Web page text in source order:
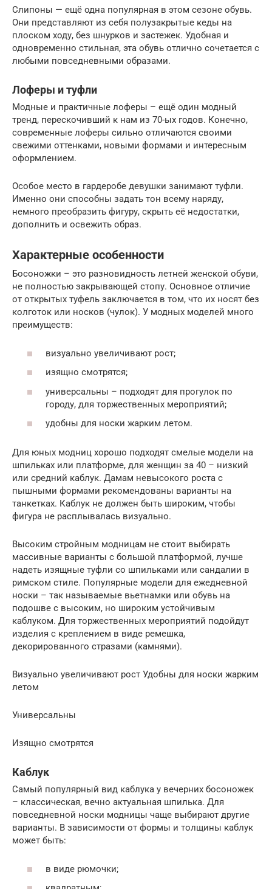
Слипоны — ещё одна популярная в этом сезоне обувь.
Они представляют из себя полузакрытые кеды на
плоском ходу, без шнурков и застежек. Удобная и
одновременно стильная, эта обувь отлично сочетается с
любыми повседневными образами.
Лоферы и туфли
Модные и практичные лоферы – ещё один модный
тренд, перескочивший к нам из 70-ых годов. Конечно,
современные лоферы сильно отличаются своими
свежими оттенками, новыми формами и интересным
оформлением.
Особое место в гардеробе девушки занимают туфли.
Именно они способны задать тон всему наряду,
немного преобразить фигуру, скрыть её недостатки,
дополнить и освежить образ.
Характерные особенности
Босоножки – это разновидность летней женской обуви,
не полностью закрывающей стопу. Основное отличие
от открытых туфель заключается в том, что их носят без
колготок или носков (чулок). У модных моделей много
преимуществ:
визуально увеличивают рост;
изящно смотрятся;
универсальны – подходят для прогулок по
городу, для торжественных мероприятий;
удобны для носки жарким летом.
Для юных модниц хорошо подходят смелые модели на
шпильках или платформе, для женщин за 40 – низкий
или средний каблук. Дамам невысокого роста с
пышными формами рекомендованы варианты на
танкетках. Каблук не должен быть широким, чтобы
фигура не расплывалась визуально.
Высоким стройным модницам не стоит выбирать
массивные варианты с большой платформой, лучше
надеть изящные туфли со шпильками или сандалии в
римском стиле. Популярные модели для ежедневной
носки – так называемые вьетнамки или обувь на
подошве с высоким, но широким устойчивым
каблуком. Для торжественных мероприятий подойдут
изделия с креплением в виде ремешка,
декорированного стразами (камнями).
Визуально увеличивают рост Удобны для носки жарким
летом
Универсальны
Изящно смотрятся
Каблук
Самый популярный вид каблука у вечерних босоножек
– классическая, вечно актуальная шпилька. Для
повседневной носки модницы чаще выбирают другие
варианты. В зависимости от формы и толщины каблук
может быть:
в виде рюмочки;